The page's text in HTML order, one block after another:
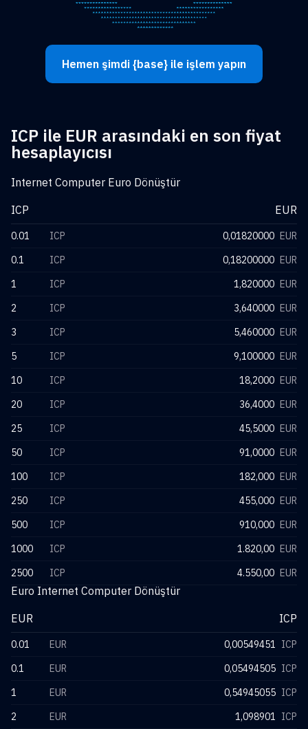
Hemen şimdi {base} ile işlem yapın
ICP ile EUR arasındaki en son fiyat
hesaplayıcısı
Internet Computer Euro Dönüştür
ICP
EUR
0.01 ICP 0,01820000 EUR
0.1
ICP 0,18200000 EUR
1
ICP 1,820000 EUR
2
ICP 3,640000 EUR
3
ICP 5,460000 EUR
5
ICP 9,100000 EUR
10
ICP 18,2000 EUR
20
ICP 36,4000 EUR
25
ICP 45,5000 EUR
50
ICP 91,0000 EUR
100
ICP 182,000 EUR
250
ICP 455,000 EUR
500
ICP 910,000 EUR
1000
ICP 1.820,00 EUR
2500
ICP 4.550,00 EUR
Euro Internet Computer Dönüştür
EUR
ICP
0.01 EUR 0,00549451 ICP
0.1
EUR 0,05494505 ICP
1
EUR 0,54945055 ICP
2
EUR 1,098901 ICP